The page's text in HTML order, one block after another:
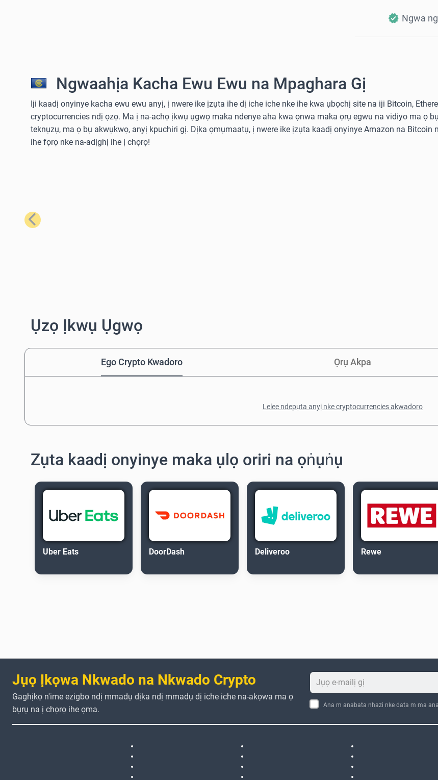
Ngwa
Ngwaahịa Kacha Ewu Ewu na Mpaghara Gị
Iji kaadị onyinye kacha ewu ewu anyị, ị nwere ike ịzụta ihe dị iche iche nke ihe kwa ụbọchị site na iji Bitcoin,
cryptocurrencies ndị ọzọ. Ma ị na-achọ ịkwụ ụgwọ maka ndenye aha kwa ọnwa maka ọrụ egwu na vidiyo ma ọ
teknụzụ, ma ọ bụ akwụkwọ, anyị kpuchiri gị. Dịka ọmụmaatụ, ị nwere ike ịzụta kaadị onyinye Amazon na Bitcoin
ihe fọrọ nke na-adịghị ihe ị chọrọ!
Nke gara aga
Ụzọ Ịkwụ Ụgwọ
Ego Crypto Kwadoro Ọrụ Akpa
Lelee ndepụta anyị nke cryptocurrencies akwadoro
Zụta kaadị onyinye maka ụlọ oriri na ọṅụṅụ
Uber Eats DoorDash Deliveroo Rewe
Jụọ Ịkọwa Nkwado na Nkwado Crypto
Gaghịkọ n'ime ezigbo ndị mmadụ dịka ndị mmadụ dị iche iche na-akọwa ma ọ
bụrụ na ị chọrọ ihe ọma.
Ana m anabata nhazi nke data m ma